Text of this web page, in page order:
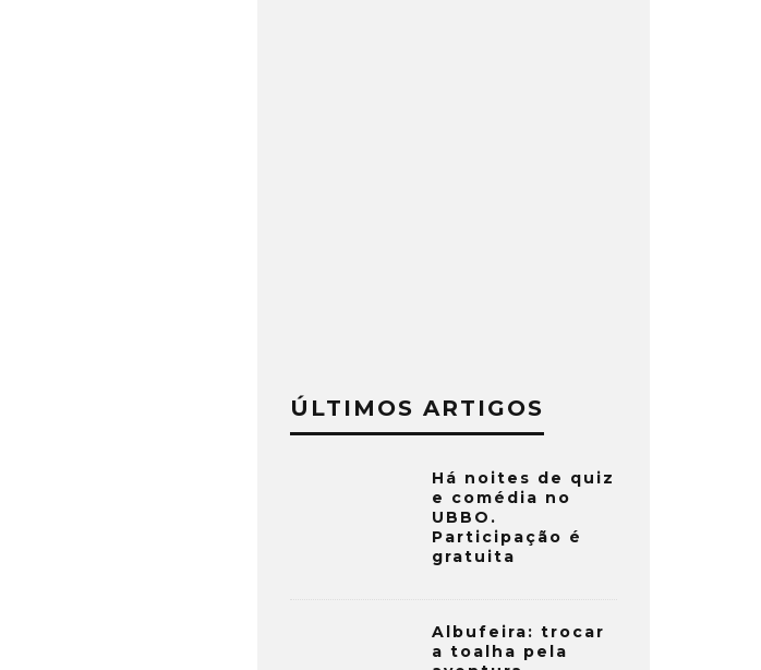
ÚLTIMOS ARTIGOS
Há noites de quiz
e comédia no
UBBO.
Participação é
gratuita
Albufeira: trocar
a toalha pela